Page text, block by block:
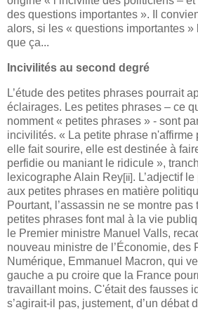
des questions importantes ». Il
alors, si les « questions importantes »
que ça...
Incivilités au second degré
L’étude des petites phrases pourrait
éclairages. Les petites phrases – ce
nomment « petites phrases » ‑ sont
incivilités. « La petite phrase n'affirme
elle fait sourire, elle est destinée à
perfidie ou maniant le ridicule »,
lexicographe Alain Rey[ii]. L’adjectif
aux petites phrases en matière
Pourtant, l’assassin ne se montre
petites phrases font mal à la vie
le Premier ministre Manuel Valls,
nouveau ministre de l’Économie, des
Numérique, Emmanuel Macron, qui
gauche a pu croire que la France
travaillant moins. C'était des fausses
s’agirait-il pas, justement, d’un débat